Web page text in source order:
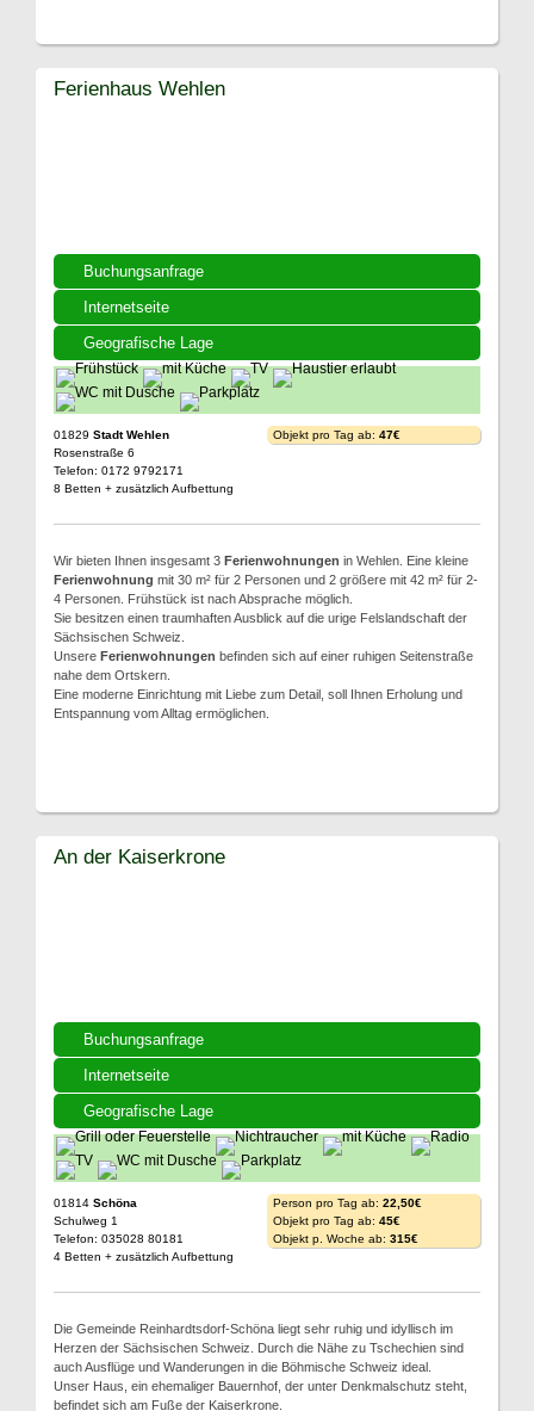
Buchungsanfrage
Internetseite
Geografische Lage
Ferienhaus Wehlen
01829 Stadt Wehlen
Rosenstraße 6
Telefon: 0172 9792171
8 Betten + zusätzlich Aufbettung
Objekt pro Tag ab: 47€
Wir bieten Ihnen insgesamt 3 Ferienwohnungen in Wehlen. Eine kleine
Ferienwohnung mit 30 m² für 2 Personen und 2 größere mit 42 m² für 2-
4 Personen. Frühstück ist nach Absprache möglich.
Sie besitzen einen traumhaften Ausblick auf die urige Felslandschaft der
Sächsischen Schweiz.
Unsere Ferienwohnungen befinden sich auf einer ruhigen Seitenstraße
nahe dem Ortskern.
Eine moderne Einrichtung mit Liebe zum Detail, soll Ihnen Erholung und
Entspannung vom Alltag ermöglichen.
Buchungsanfrage
Internetseite
Geografische Lage
An der Kaiserkrone
01814 Schöna
Schulweg 1
Telefon: 035028 80181
4 Betten + zusätzlich Aufbettung
Person pro Tag ab: 22,50€
Objekt pro Tag ab: 45€
Objekt p. Woche ab: 315€
Die Gemeinde Reinhardtsdorf-Schöna liegt sehr ruhig und idyllisch im
Herzen der Sächsischen Schweiz. Durch die Nähe zu Tschechien sind
auch Ausflüge und Wanderungen in die Böhmische Schweiz ideal.
Unser Haus, ein ehemaliger Bauernhof, der unter Denkmalschutz steht,
befindet sich am Fuße der Kaiserkrone.